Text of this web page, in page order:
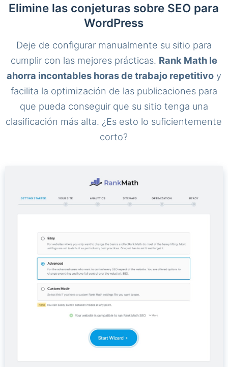
Elimine las conjeturas sobre SEO para
WordPress
Deje de configurar manualmente su sitio para
cumplir con las mejores prácticas. Rank Math le
ahorra incontables horas de trabajo repetitivoy
facilita la optimización de las publicaciones para
que pueda conseguir que su sitio tenga una
clasificación más alta. ¿Es esto lo suficientemente
corto?